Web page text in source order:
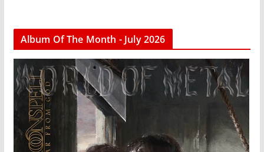
Album Of The Month - July 2026